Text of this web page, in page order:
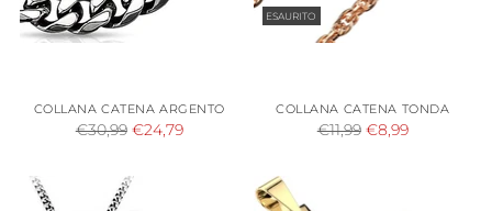
COLLANA CATENA ARGENTO
Prezzo
€30,99 €24,79
ESAURITO
COLLANA CATENA TONDA
Prezzo
€11,99 €8,99